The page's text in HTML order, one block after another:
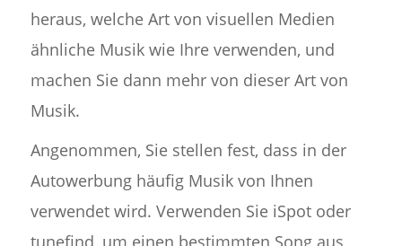
heraus, welche Art von visuellen Medien
ähnliche Musik wie Ihre verwenden, und
machen Sie dann mehr von dieser Art von
Musik.
Angenommen, Sie stellen fest, dass in der
Autowerbung häufig Musik von Ihnen
verwendet wird. Verwenden Sie iSpot oder
tunefind, um einen bestimmten Song aus